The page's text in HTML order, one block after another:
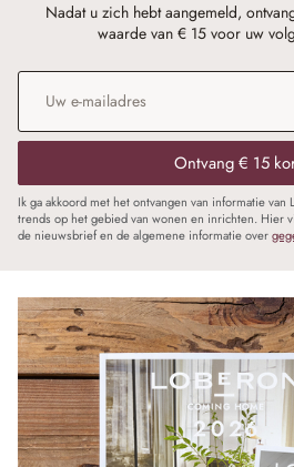
Nadat u zich hebt aangemeld,
waarde van € 15 voor uw
E-mailadres
Ontvang € 15
Ik ga akkoord met het ontvangen van informatie van
trends op het gebied van wonen en inrichten. Hier
de nieuwsbrief en de algemene informatie over